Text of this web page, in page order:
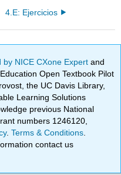
4.E: Ejercicios
by NICE CXone Expertand
Open Textbook Pilot
the UC Davis Library,
Learning Solutions
previous National
numbers 1246120,
.Terms & Conditions
contact us